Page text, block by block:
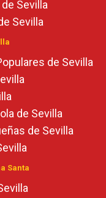
Sevilla
Sevilla
de Sevilla
de Sevilla
de Sevilla
Santa